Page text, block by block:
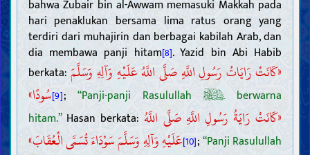
bahwa Zubair bin al-Awwam memasuki Makkah pada
hari penaklukan bersama lima ratus orang yang
terdiri dari muhajirin dan berbagai kabilah Arab, dan
dia membawa panji hitam[8]. Yazid bin Abi Habib
berkata:«كَانَتْ رَايَاتُ رَسُولِ اللَّهِ صَلَّى اللَّهُ عَلَيْهِ وَآلِهِ وَسَلَّمَ
سُودًا»[9];“Panji-panji Rasulullah
berwarna
hitam.”Hasan berkata:«كَانَتْ رَايَةُ رَسُولِ اللَّهِ صَلَّى اللَّهُ
عَلَيْهِ وَآلِهِ وَسَلَّمَ سَوْدَاءَ تُسَمَّى الْعُقَابَ»[10];“Panji Rasulullah